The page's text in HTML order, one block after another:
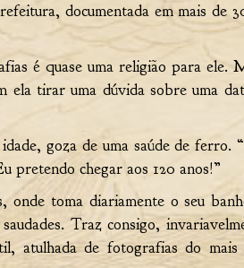
documentada em mais de
é quase uma religião para ele.
ela tirar uma dúvida sobre uma
goza de uma saúde de ferro.
pretendo chegar aos 120 anos!”
toma diariamente o seu
Traz consigo,
atulhada de fotografias do